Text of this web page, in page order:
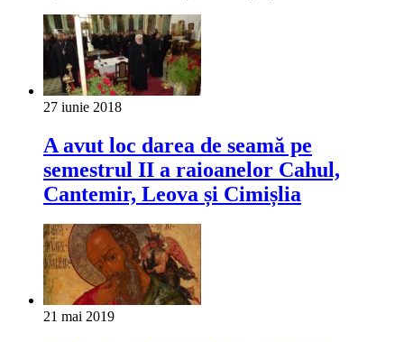
27 iunie 2018
A avut loc darea de seamă pe
semestrul II a raioanelor Cahul,
Cantemir, Leova și Cimișlia
21 mai 2019